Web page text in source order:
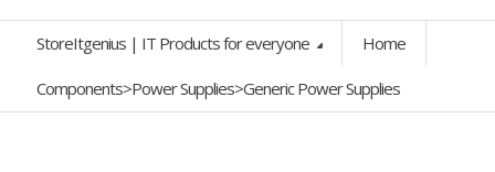
StoreItgenius | IT Products for everyone Home
Components>Power Supplies>Generic Power Supplies